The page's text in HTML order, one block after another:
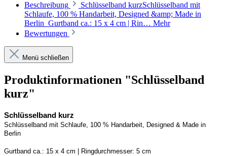
Beschreibung
Schlüsselband kurzSchlüsselband mit
Schlaufe, 100 % Handarbeit, Designed &amp; Made in
Berlin Gurtband ca.: 15 x 4 cm | Rin… Mehr
Bewertungen
Menü schließen
Produktinformationen "Schlüsselband
kurz"
Schlüsselband kurz
Schlüsselband mit Schlaufe, 100 % Handarbeit, Designed & Made in
Berlin
Gurtband ca.: 15 x 4 cm | Ringdurchmesser: 5 cm